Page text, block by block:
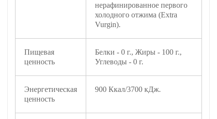
нерафинированное первого
холодного отжима (Extra
Vurgin).
Пищевая
ценность
Белки - 0 г., Жиры - 100 г.,
Углеводы - 0 г.
Энергетическая
ценность
900 Ккал/3700 кДж.